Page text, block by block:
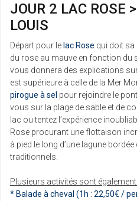
JOUR 2 LAC ROSE
LOUIS
Départ pour le lac Rose qui doit sa
du rose au mauve en fonction du
vous donnera des explications
est supérieure à celle de la Mer
pirogue à sel pour rejoindre le
vous sur la plage de sable et de
lac ou tentez l’expérience
Rose procurant une flottaison
à pied le long d’une lagune
traditionnels.
Plusieurs activités sont
* Balade à cheval (1h : 22,50€ /